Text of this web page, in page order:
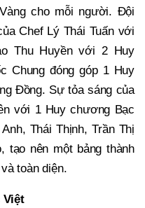
cho mỗi người. Đội
Chef Lý Thái Tuấn với
Thu Huyền với 2 Huy
Chung đóng góp 1 Huy
Đồng. Sự tỏa sáng của
với 1 Huy chương Bạc
Thái Thịnh, Trần Thị
tạo nên một bảng thành
toàn diện.
Việt